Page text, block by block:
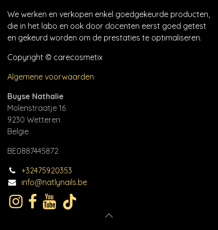
We werken en verkopen enkel goedgekeurde producten,
die in het labo en ook door docenten eerst goed getest
en gekeurd worden om de prestaties te optimaliseren.
Copyright © carecosmetix
Algemene voorwaarden
Buyse Nathalie
Molenstraatje 16
9230 Wetteren
Belgie
BE0887445872
+32475920353
info@natlynails.be